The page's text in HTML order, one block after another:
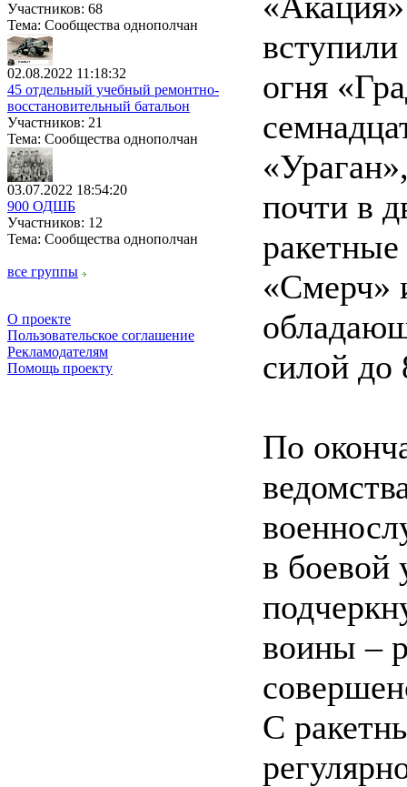
Участников: 68
Тема: Сообщества однополчан
02.08.2022 11:18:32
45 отдельный учебный ремонтно-
восстановительный батальон
Участников: 21
Тема: Сообщества однополчан
03.07.2022 18:54:20
900 ОДШБ
Участников: 12
Тема: Сообщества однополчан
все группы
О проекте
Пользовательское соглашение
Рекламодателям
Помощь проекту
огня
почти в
«Смерч»
силой до
По
в боевой
воины –
С